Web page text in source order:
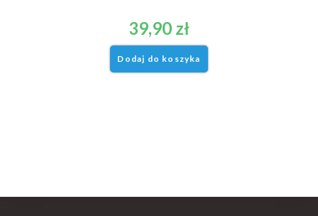
39,90 zł
Dodaj do koszyka